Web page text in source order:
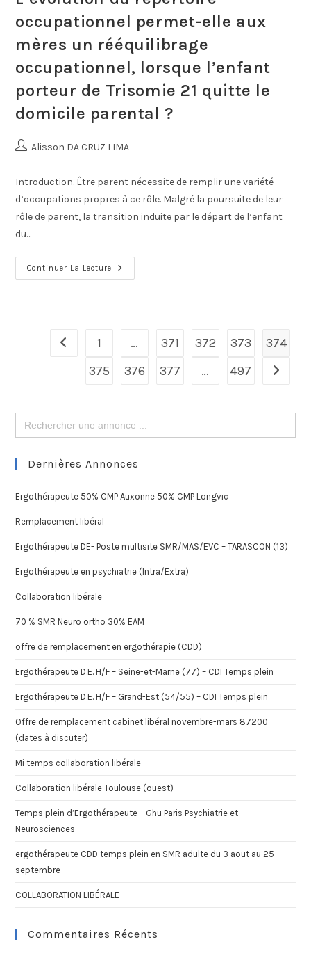
occupationnel permet-elle aux
mères un rééquilibrage
occupationnel, lorsque l’enfant
porteur de Trisomie 21 quitte le
domicile parental ?
Alisson DA CRUZ LIMA
Introduction. Être parent nécessite de remplir une variété
d’occupations propres à ce rôle. Malgré la poursuite de leur
rôle de parent, la transition induite par le départ de l’enfant
du…
Continuer La Lecture
1 … 371 372 373
374
375
376 377 … 497
Search
for:
Dernières Annonces
Ergothérapeute 50% CMP Auxonne 50% CMP Longvic
Remplacement libéral
Ergothérapeute DE- Poste multisite SMR/MAS/EVC – TARASCON (13)
Ergothérapeute en psychiatrie (Intra/Extra)
Collaboration libérale
70 % SMR Neuro ortho 30% EAM
offre de remplacement en ergothérapie (CDD)
Ergothérapeute D.E. H/F – Seine-et-Marne (77) – CDI Temps plein
Ergothérapeute D.E. H/F – Grand-Est (54/55) – CDI Temps plein
Offre de remplacement cabinet libéral novembre-mars 87200
(dates à discuter)
Mi temps collaboration libérale
Collaboration libérale Toulouse (ouest)
Temps plein d’Ergothérapeute – Ghu Paris Psychiatrie et
Neurosciences
ergothérapeute CDD temps plein en SMR adulte du 3 aout au 25
septembre
COLLABORATION LIBÉRALE
Commentaires Récents